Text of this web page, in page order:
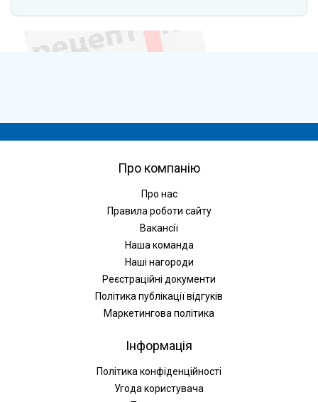
Про компанію
Про нас
Правила роботи сайту
Вакансії
Наша команда
Наші нагороди
Реєстраційні документи
Політика публікації відгуків
Маркетингова політика
Інформація
Політика конфіденційності
Угода користувача